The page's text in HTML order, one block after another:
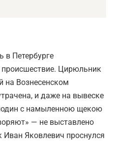
в Петербурге
Цирюльник
на Вознесенском
и даже на вывеске
с намыленною щекою
— не выставлено
Иван Яковлевич проснулся